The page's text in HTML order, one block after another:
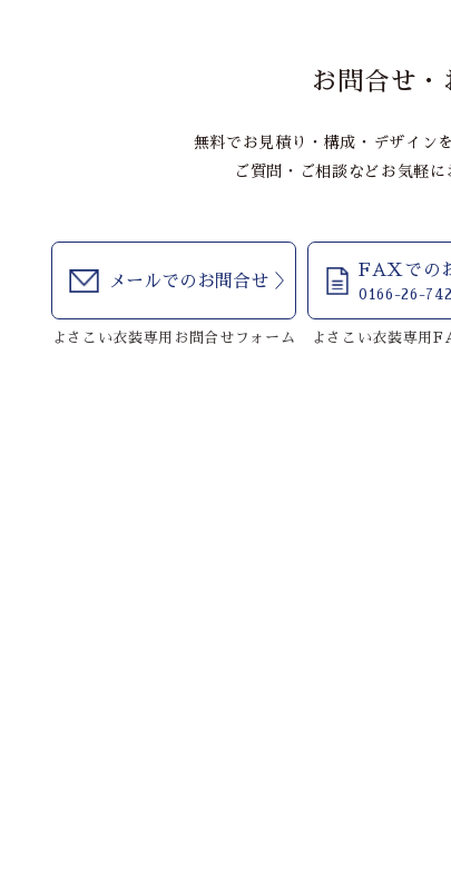
お問合せ・
無料でお見積り・構成・デザイン
ご質問・ご相談などお気軽に
メールでのお問合せ
よさこい衣装専用お問合せフォーム
FAXでの
0166-26-
よさこい衣装専用